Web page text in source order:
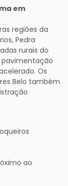
em
regiões da
Pedra
rurais do
pavimentação
Os
Belo também
ao